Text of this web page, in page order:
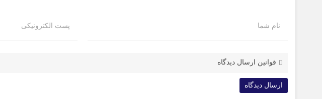
نام شما پست الکترونیکی
قوانین ارسال دیدگاه